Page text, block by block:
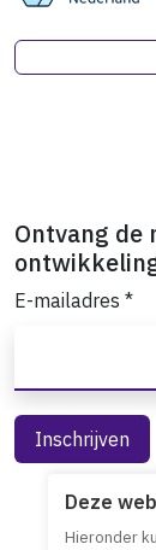
Ontvang de
E-mailadres *
Deze
Hieronder